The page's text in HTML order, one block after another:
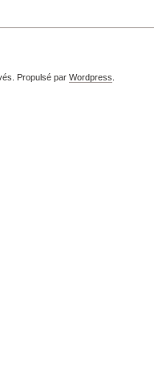
Propulsé par Wordpress